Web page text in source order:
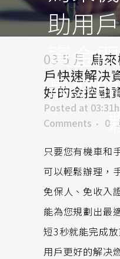
助用
資金
最好
03 5 月 烏
戶快速解决
好的金控融
Posted at 03:31h
Comments
0
只要您有機車和
可以輕鬆辦理，
免保人、免收入
能為您規劃出最
短3秒就能完成
用戶更好的解决